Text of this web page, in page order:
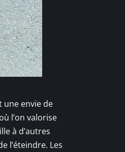
une envie de
l’on valorise
à d’autres
l’éteindre. Les